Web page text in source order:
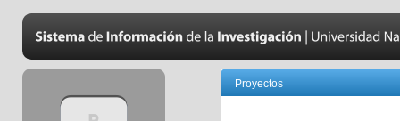
Proyectos